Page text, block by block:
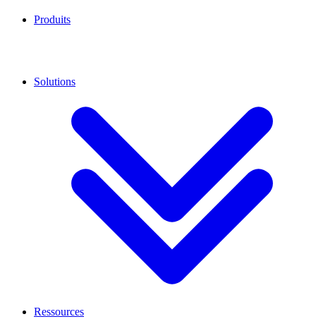
Produits
Ressources
Solutions